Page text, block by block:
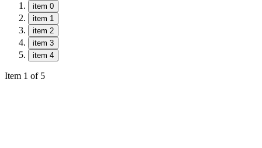
item 0
item 1
item 2
item 3
item 4
Item 1 of 5